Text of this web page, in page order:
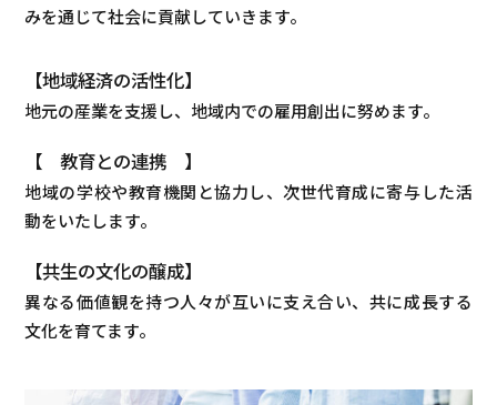
みを通じて社会に貢献していきます。
【地域経済の活性化】
地元の産業を支援し、地域内での雇用創出に努めます。
【 教育との連携 】
地域の学校や教育機関と協力し、次世代育成に寄与した活
動をいたします。
【共生の文化の醸成】
異なる価値観を持つ人々が互いに支え合い、共に成長する
文化を育てます。